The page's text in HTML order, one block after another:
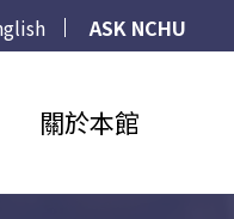
ASK NCHU
關於本館